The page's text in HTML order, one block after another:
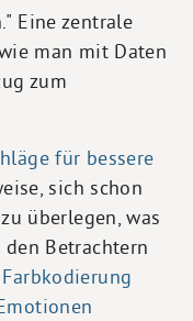
Eine zentrale
man mit Daten
zum
für bessere
sich schon
überlegen, was
Betrachtern
Farbkodierung